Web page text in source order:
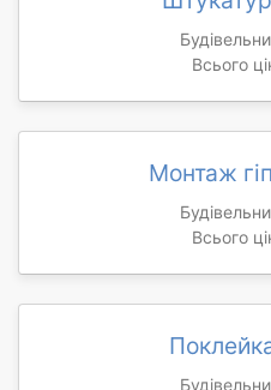
Всього
Монтаж
Всього